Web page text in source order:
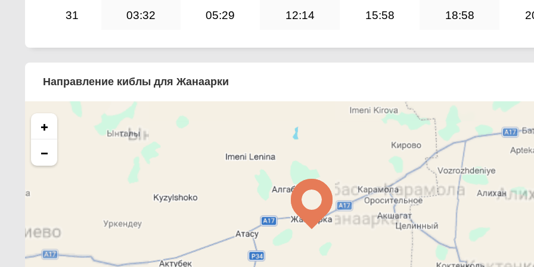
31 03:32 05:29 12:14 15:58 18:58
Направление киблы для Жанаарки
+
−